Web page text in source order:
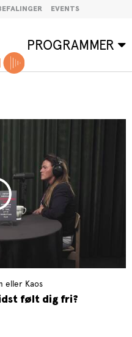
EVENTS
PROGRAMMER
eller Kaos
følt dig fri?